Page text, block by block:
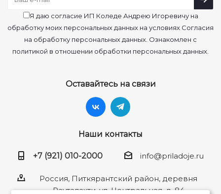
Я даю согласие ИП Коледе Андрею Игоревичу на
обработку моих персональных данных на условиях Согласия
на обработку персональных данных. Ознакомлен с
политикой в отношении обработки персональных данных.
Оставайтесь на связи
Наши контакты
+7 (921) 010-2000 info@priladoje.ru
Россия, Питкярантский район, деревня
Рауталахти, ул. Центральная, д. 84